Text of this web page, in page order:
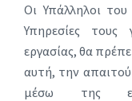
Οι Υπάλληλοι
Υπηρεσίες
εργασίας, θα
αυτή, την
μέσω της